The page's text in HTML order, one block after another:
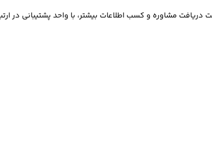
مشاوره و کسب اطلاعات بیشتر، با واحد پشتیبانی در